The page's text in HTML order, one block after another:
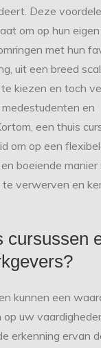
Deze
om op hun
met hun
uit een breed
kiezen en toch
en
een thuis
om op een
boeiende manier
verwerven en
cursussen
kunnen een
op uw
erkenning ervan